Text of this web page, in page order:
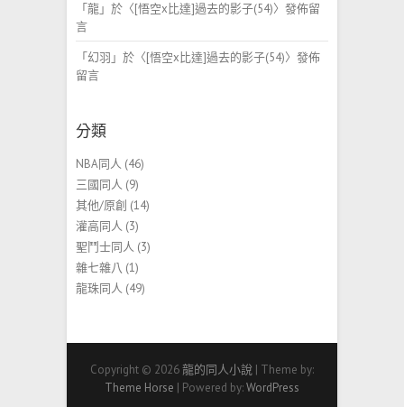
「龍」於〈[悟空x比達]過去的影子(54)〉發佈留
言
「幻羽 」於〈[悟空x比達]過去的影子(54)〉發佈
留言
分類
NBA同人 (46)
三國同人 (9)
其他/原創 (14)
灌高同人 (3)
聖鬥士同人 (3)
雜七雜八 (1)
龍珠同人 (49)
Copyright © 2026龍的同人小說 | Theme by:
Theme Horse | Powered by:WordPress